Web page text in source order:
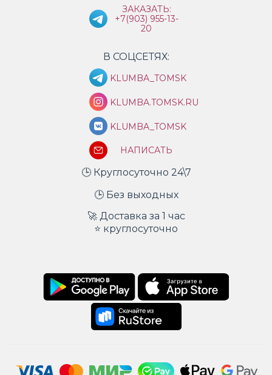
ЗАКАЗАТЬ:
+7(903) 955-13-
20
В СОЦСЕТЯХ:
KLUMBA_TOMSK
KLUMBA.TOMSK.RU
KLUMBA_TOMSK
НАПИСАТЬ
🕒 Круглосуточно 24\7
🕒 Без выходных
🚀 Доставка за 1 час
⭐ круглосуточно